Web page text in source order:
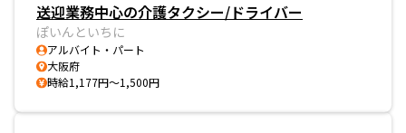
送迎業務中心の介護タクシー/ドライバー
ぽいんといちに
アルバイト・パート
大阪府
時給1,177円～1,500円